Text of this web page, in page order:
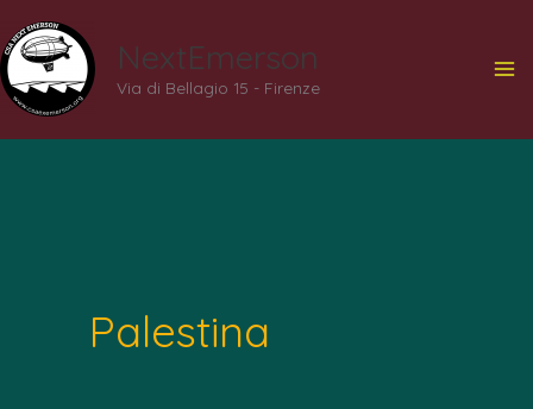
Vai
al
contenuto
NextEmerson
Via di Bellagio 15 - Firenze
Palestina